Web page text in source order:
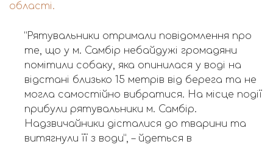
області.
“Рятувальники отримали повідомлення про
те, що у м. Самбір небайдужі громадяни
помітили собаку, яка опинилася у воді на
відстані близько 15 метрів від берега та не
могла самостійно вибратися. На місце події
прибули рятувальники м. Самбір.
Надзвичайники дісталися до тварини та
витягнули її з води”, – йдеться в